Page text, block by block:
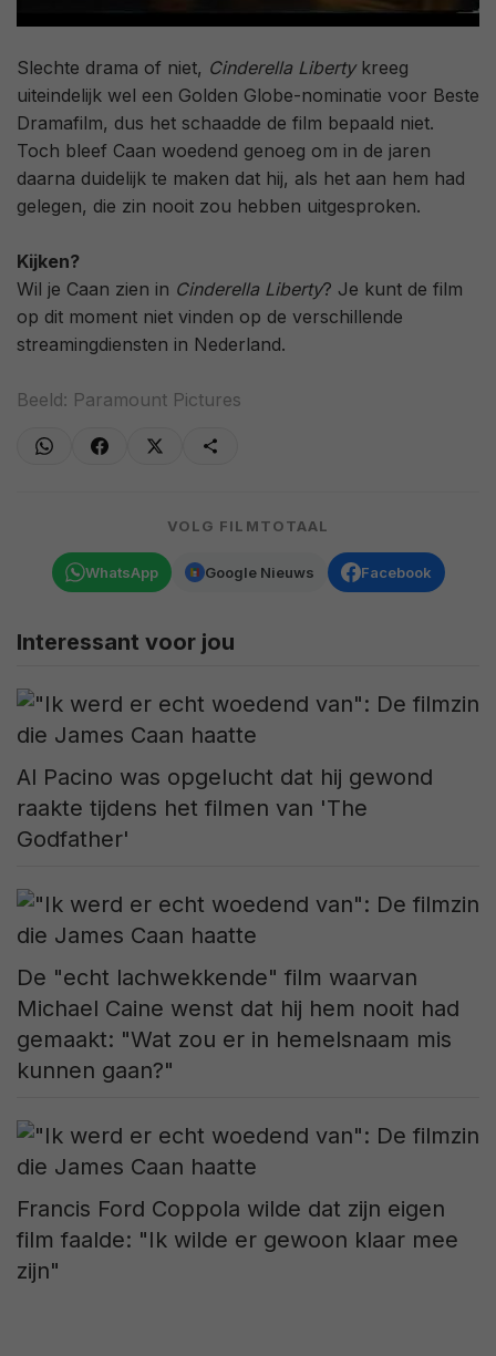
Slechte drama of niet, Cinderella Libertykreeg
uiteindelijk wel een Golden Globe-nominatie voor Beste
Dramafilm, dus het schaadde de film bepaald niet.
Toch bleef Caan woedend genoeg om in de jaren
daarna duidelijk te maken dat hij, als het aan hem had
gelegen, die zin nooit zou hebben uitgesproken.
Kijken?
Wil je Caan zien in Cinderella Liberty? Je kunt de film
op dit moment niet vinden op de verschillende
streamingdiensten in Nederland.
Beeld: Paramount Pictures
VOLG FILMTOTAAL
WhatsApp Google Nieuws Facebook
Interessant voor jou
Al Pacino was opgelucht dat hij gewond
raakte tijdens het filmen van 'The
Godfather'
De "echt lachwekkende" film waarvan
Michael Caine wenst dat hij hem nooit had
gemaakt: "Wat zou er in hemelsnaam mis
kunnen gaan?"
Francis Ford Coppola wilde dat zijn eigen
film faalde: "Ik wilde er gewoon klaar mee
zijn"